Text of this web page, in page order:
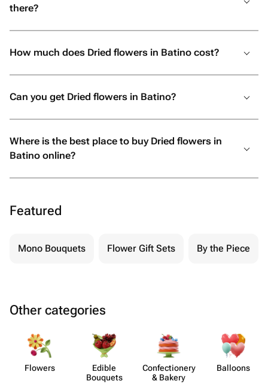
there?
How much does Dried flowers in Batino cost?
Can you get Dried flowers in Batino?
Where is the best place to buy Dried flowers in
Batino online?
Featured
Mono Bouquets Flower Gift Sets By the Piece
Other categories
Flowers
Edible
Bouquets
Confect​ionery
& Bakery
Balloons